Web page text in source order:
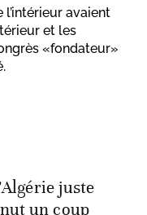
avaient
et les
«fondateur»
juste
un coup